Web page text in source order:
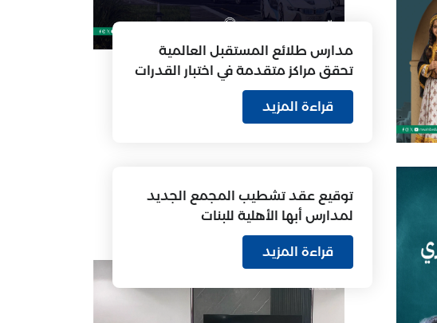
مدارس طلائع المستقبل العالمية
تحقق مراكز متقدمة في اختبار القدرات
العامة
قراءة المزيد
توقيع عقد تشطيب المجمع الجديد
لمدارس أبها الأهلية للبنات
قراءة المزيد